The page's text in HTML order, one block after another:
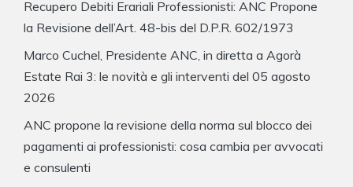
Recupero Debiti Erariali Professionisti: ANC Propone
la Revisione dell’Art. 48-bis del D.P.R. 602/1973
Marco Cuchel, Presidente ANC, in diretta a Agorà
Estate Rai 3: le novità e gli interventi del 05 agosto
2026
ANC propone la revisione della norma sul blocco dei
pagamenti ai professionisti: cosa cambia per avvocati
e consulenti